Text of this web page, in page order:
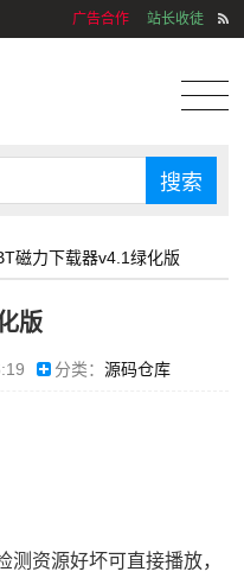
广告合作 站长收徒
磁力下载器v4.1绿化版
版
分类：源码仓库
资源好坏可直接播放，